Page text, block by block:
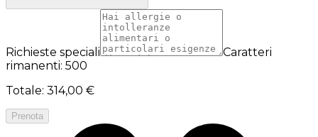
Richieste speciali
Caratteri
rimanenti: 500
Totale: 314,00 €
Prenota